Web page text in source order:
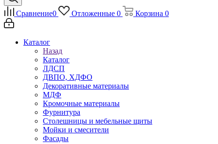
Сравнение0 Отложенные 0 Корзина 0
Каталог
Назад
Каталог
ЛДСП
ДВПО, ХДФО
Декоративные материалы
МДФ
Кромочные материалы
Фурнитура
Столешницы и мебельные щиты
Мойки и смесители
Фасады